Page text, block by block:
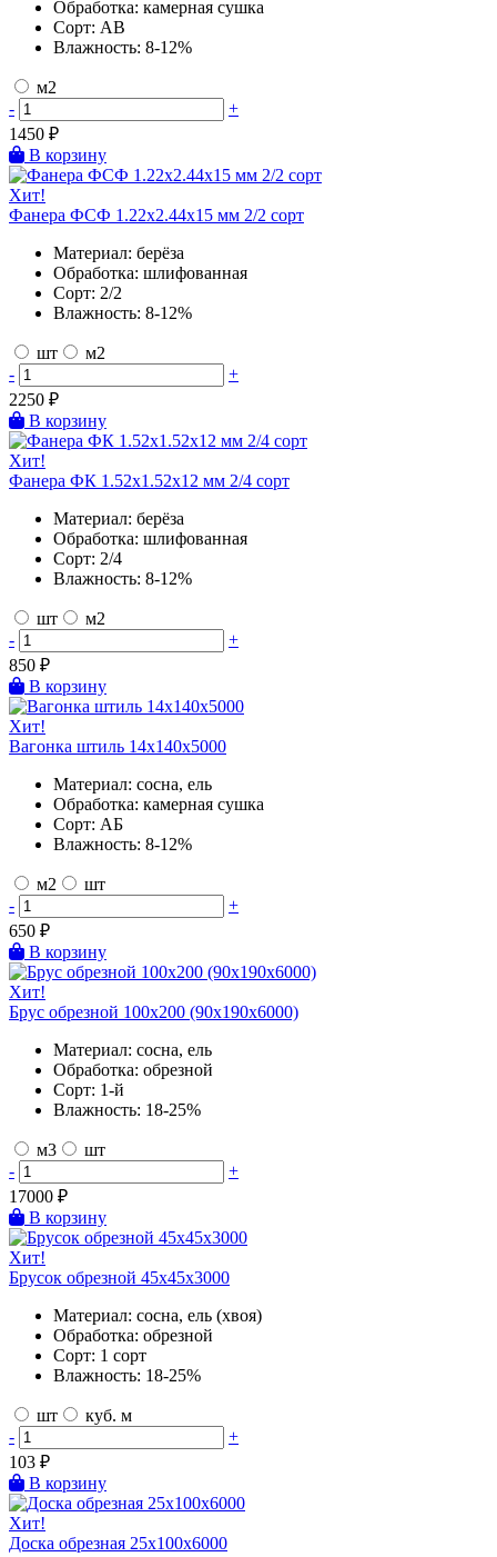
Обработка: камерная сушка
Сорт: AB
Влажность: 8-12%
м2
-
+
1450 ₽
В корзину
Хит!
Фанера ФСФ 1.22х2.44х15 мм 2/2 сорт
Материал: берёза
Обработка: шлифованная
Сорт: 2/2
Влажность: 8-12%
шт
м2
-
+
2250 ₽
В корзину
Хит!
Фанера ФК 1.52х1.52х12 мм 2/4 сорт
Материал: берёза
Обработка: шлифованная
Сорт: 2/4
Влажность: 8-12%
шт
м2
-
+
850 ₽
В корзину
Хит!
Вагонка штиль 14х140х5000
Материал: сосна, ель
Обработка: камерная сушка
Сорт: АБ
Влажность: 8-12%
м2
шт
-
+
650 ₽
В корзину
Хит!
Брус обрезной 100х200 (90х190х6000)
Материал: сосна, ель
Обработка: обрезной
Сорт: 1-й
Влажность: 18-25%
м3
шт
-
+
17000 ₽
В корзину
Хит!
Брусок обрезной 45х45х3000
Материал: сосна, ель (хвоя)
Обработка: обрезной
Сорт: 1 сорт
Влажность: 18-25%
шт
куб. м
-
+
103 ₽
В корзину
Хит!
Доска обрезная 25х100х6000